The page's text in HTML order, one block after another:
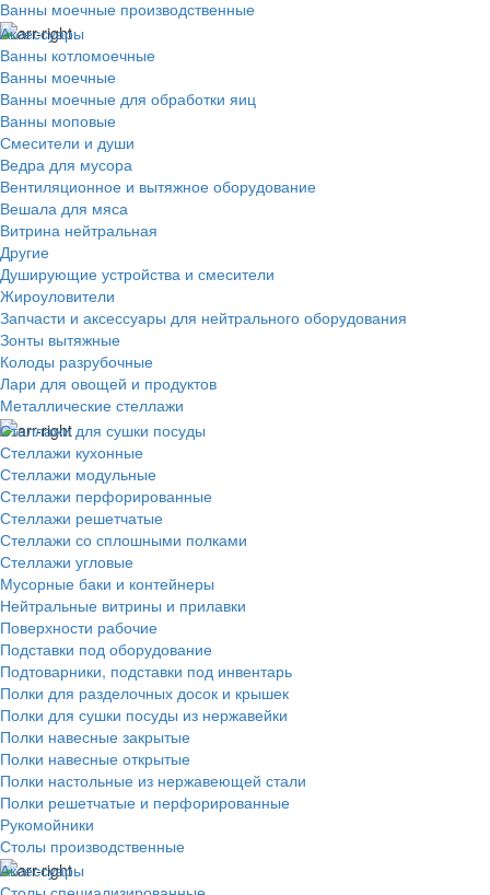
Ванны моечные производственные
Аксессуары
Ванны котломоечные
Ванны моечные
Ванны моечные для обработки яиц
Ванны моповые
Смесители и души
Ведра для мусора
Вентиляционное и вытяжное оборудование
Вешала для мяса
Витрина нейтральная
Другие
Душирующие устройства и смесители
Жироуловители
Запчасти и аксессуары для нейтрального оборудования
Зонты вытяжные
Колоды разрубочные
Лари для овощей и продуктов
Металлические стеллажи
Стеллажи для сушки посуды
Стеллажи кухонные
Стеллажи модульные
Стеллажи перфорированные
Стеллажи решетчатые
Стеллажи со сплошными полками
Стеллажи угловые
Мусорные баки и контейнеры
Нейтральные витрины и прилавки
Поверхности рабочие
Подставки под оборудование
Подтоварники, подставки под инвентарь
Полки для разделочных досок и крышек
Полки для сушки посуды из нержавейки
Полки навесные закрытые
Полки навесные открытые
Полки настольные из нержавеющей стали
Полки решетчатые и перфорированные
Рукомойники
Столы производственные
Аксессуары